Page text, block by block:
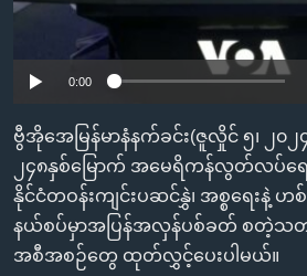
ညွန်း
စာမျက်နှာ
ကျော်
ကြည့်
ရန်
ရှာဖွေ
ရန်
သုတပဒေသာ အင်္ဂလိပ်စာ
Learning English
ဘာသာစကားများ
0:00
ဗွီအိုအေမြန်မာနံနက်ခင်း(ဇူလှိုင် ၅၊ ၂၀၂
၂၄၈နှစ်မြောက် အမေရိကန်လွတ်လပ်ရေ
နိုင်ငံတဝန်းကျင်းပဆင်နွှဲ၊ အစ္စရေး
နယ်စပ်မှာအပြန်အလှန်ပစ်ခတ် စတဲ့သ
အစီအစဉ်တွေ ထုတ်လွှင့်ပေးပါမယ်။